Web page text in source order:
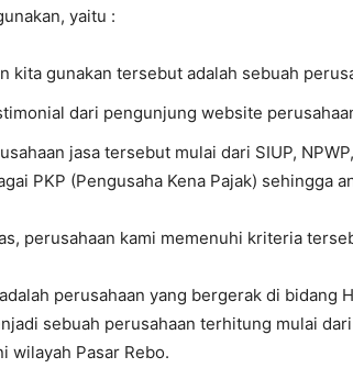
yaitu :
kita gunakan tersebut adalah sebuah
dari pengunjung website
jasa tersebut mulai dari SIUP,
PKP (Pengusaha Kena Pajak) sehingga
perusahaan kami memenuhi kriteria
perusahaan yang bergerak di
sebuah perusahaan terhitung mulai
wilayah Pasar Rebo.